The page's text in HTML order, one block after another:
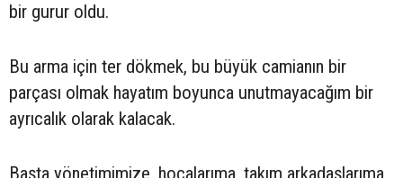
bir gurur oldu.
Bu arma için ter dökmek, bu büyük camianın bir
parçası olmak hayatım boyunca unutmayacağım bir
ayrıcalık olarak kalacak.
Başta yönetimimize, hocalarıma, takım arkadaşlarıma,